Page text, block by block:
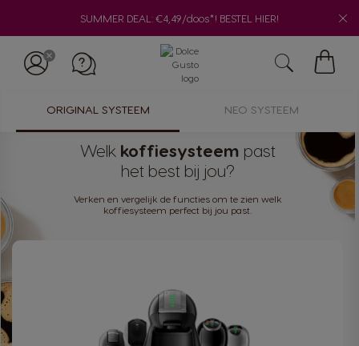
SUMMER DEAL: €4,49/doos*! BESTEL HIER!
ORIGINAL SYSTEEM
NEO SYSTEEM
Welk koffiesysteem past
het best bij jou?
Verken en vergelijk de functies om te zien welk
koffiesysteem perfect bij jou past.